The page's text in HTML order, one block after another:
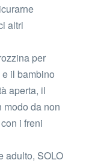
altri
per
il bambino
aperta, il
modo da non
i freni
adulto, SOLO